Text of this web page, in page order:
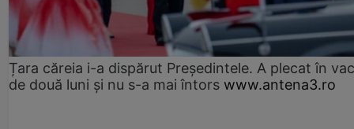
Țara căreia i-a dispărut Președintele. A plecat în
de două luni și nu s-a mai întors www.antena3.ro